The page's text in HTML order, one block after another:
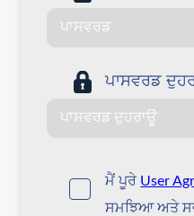
ਪਾਸਵਰਡ
ਮੈਂ ਪੂਰੇ User
ਸਮਝਿਆ ਅਤੇ